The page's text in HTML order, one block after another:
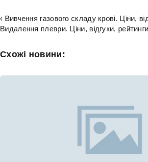
‹ Вивчення газового складу крові. Ціни,
Видалення плеври. Ціни, відгуки,
Схожі новини: